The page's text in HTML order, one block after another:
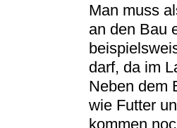
Man muss
an den Bau
darf, da im
Neben dem
wie Futter
kommen